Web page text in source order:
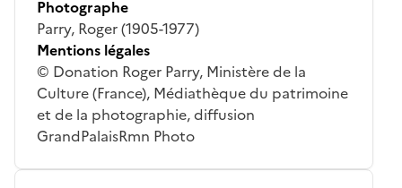
Photographe
Parry, Roger (1905-1977)
Mentions légales
© Donation Roger Parry, Ministère de la
Culture (France), Médiathèque du patrimoine
et de la photographie, diffusion
GrandPalaisRmn Photo